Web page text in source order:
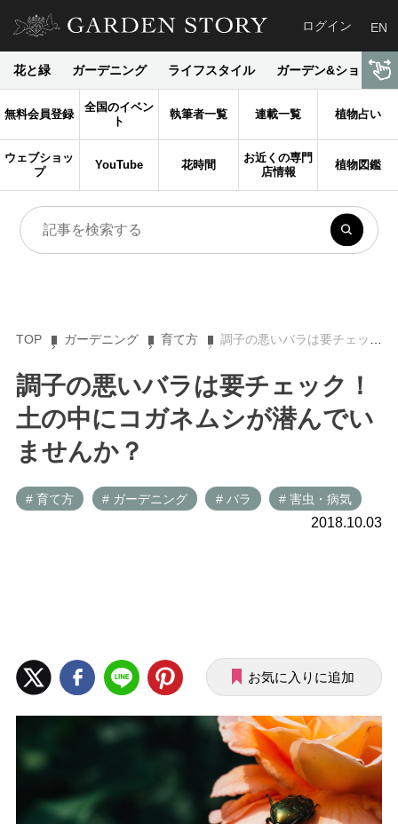
ログイン EN
花と緑 ガーデニング ライフスタイル ガーデン&ショップ
無料会員登録
全国のイベン
ト
執筆者一覧 連載一覧 植物占い
ウェブショッ
プ
YouTube 花時間
お近くの専門
店情報
植物図鑑
TOP ガーデニング 育て方 調子の悪いバラは要チェック！ 土の中にコガネムシが潜んでいませんか？
調子の悪いバラは要チェック！
土の中にコガネムシが潜んでい
ませんか？
# 育て方 # ガーデニング # バラ # 害虫・病気
2018.10.03
お気に入りに追加